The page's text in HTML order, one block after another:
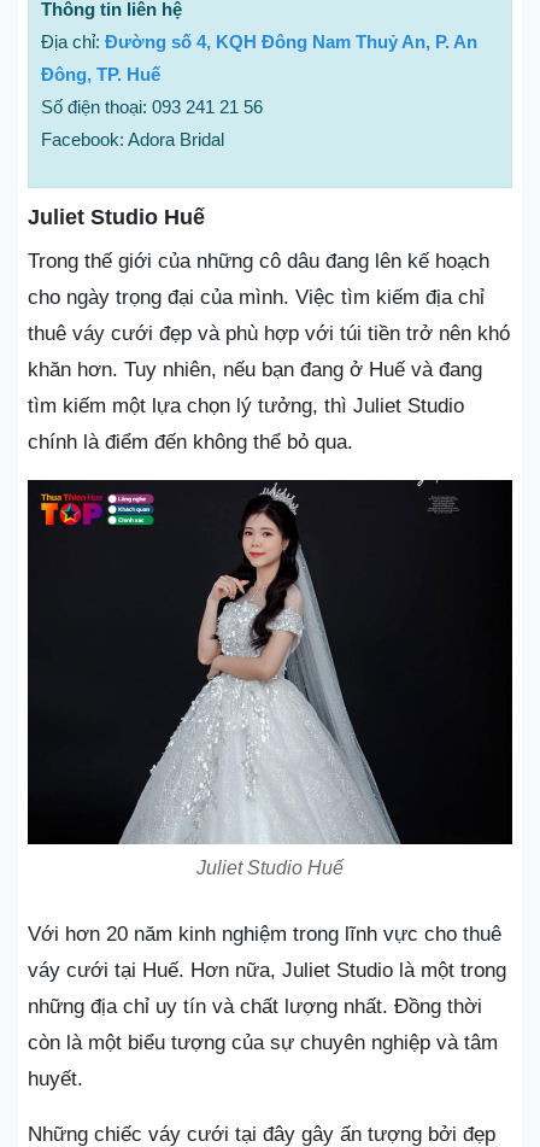
Thông tin liên hệ
Địa chỉ: Đường số 4, KQH Đông Nam Thuỷ An, P. An
Đông, TP. Huế
Số điện thoại: 093 241 21 56
Facebook: Adora Bridal
Juliet Studio Huế
Trong thế giới của những cô dâu đang lên kế hoạch
cho ngày trọng đại của mình. Việc tìm kiếm địa chỉ
thuê váy cưới đẹp và phù hợp với túi tiền trở nên khó
khăn hơn. Tuy nhiên, nếu bạn đang ở Huế và đang
tìm kiếm một lựa chọn lý tưởng, thì Juliet Studio
chính là điểm đến không thể bỏ qua.
Juliet Studio Huế
Với hơn 20 năm kinh nghiệm trong lĩnh vực cho thuê
váy cưới tại Huế. Hơn nữa, Juliet Studio là một trong
những địa chỉ uy tín và chất lượng nhất. Đồng thời
còn là một biểu tượng của sự chuyên nghiệp và tâm
huyết.
Những chiếc váy cưới tại đây gây ấn tượng bởi đẹp